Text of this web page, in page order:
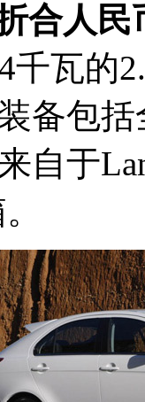
合人民
千瓦的
备包
自于